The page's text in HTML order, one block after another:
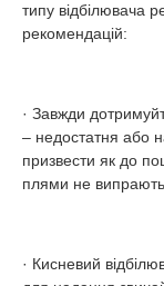
типу відбілювача
рекомендацій:
· Завжди
– недостатня або
призвести як до
плями не
· Кисневий